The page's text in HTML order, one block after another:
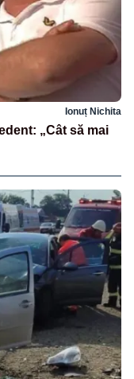
Ionuț Nichita
„Cât să mai